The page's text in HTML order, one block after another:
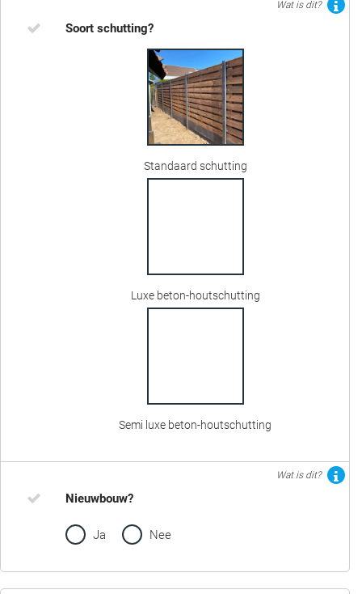
Wat is dit?
Soort schutting?
Standaard schutting
Luxe beton-houtschutting
Semi luxe beton-houtschutting
Wat is dit?
Nieuwbouw?
Ja Nee